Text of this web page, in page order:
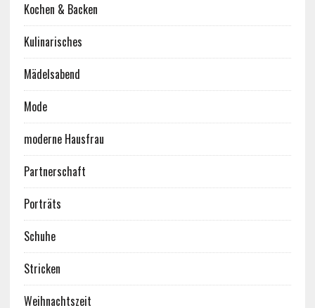
Kochen & Backen
Kulinarisches
Mädelsabend
Mode
moderne Hausfrau
Partnerschaft
Porträts
Schuhe
Stricken
Weihnachtszeit